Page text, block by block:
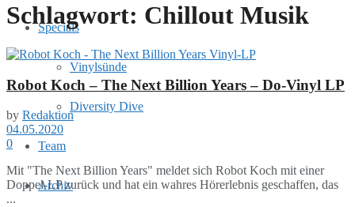
Specials
Vinylsünde
Diversity Dive
Team
Archiv
Schlagwort: Chillout Musik
Robot Koch – The Next Billion Years – Do-Vinyl LP
by Redaktion
04.05.2020
0
Mit "The Next Billion Years" meldet sich Robot Koch mit einer
Doppel-LP zurück und hat ein wahres Hörerlebnis geschaffen, das
...